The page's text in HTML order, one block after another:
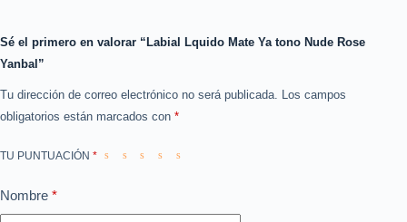
Sé el primero en valorar “Labial Lquido Mate Ya tono Nude Rose
Yanbal”
Tu dirección de correo electrónico no será publicada. Los campos
obligatorios están marcados con *
TU PUNTUACIÓN *
Nombre *